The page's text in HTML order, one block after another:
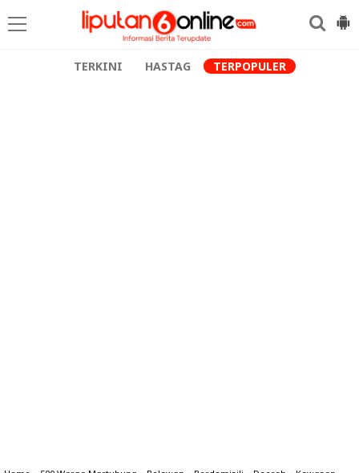
TERKINI HASTAG TERPOPULER